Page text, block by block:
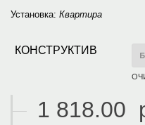
Установка: Квартира
КОНСТРУКТИВ
1 818.00